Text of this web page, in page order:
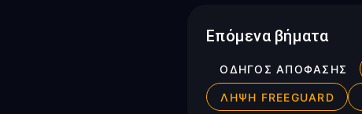
Επόμενα βήματα
ΟΔΗΓΌΣ ΑΠΌΦΑΣΗΣ
ΛΉΨΗ FREEGUARD